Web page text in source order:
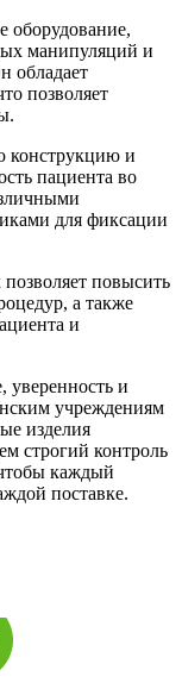
оборудование,
манипуляций и
обладает
позволяет
конструкцию и
пациента во
для фиксации
повысить
а также
и
уверенность и
учреждениям
изделия
строгий контроль
каждый
поставке.